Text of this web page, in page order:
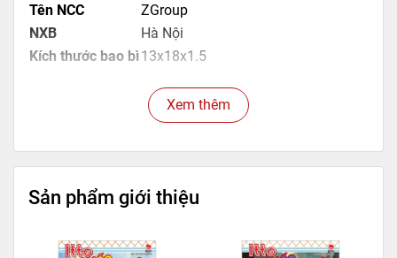
Tên NCC
ZGroup
NXB
Hà Nội
Kích thước bao bì13x18x1.5
296
Bìa mềm
Xem thêm
Sản phẩm giới thiệu